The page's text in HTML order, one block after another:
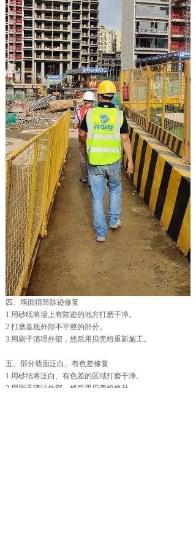
四、墙面辊筒陈迹修复
1.用砂纸将墙上有陈迹的地方打磨干净。
2.打磨基底外部不平整的部分。
3.用刷子清理外部，然后用贝壳粉重新施工。
五、部分墙面泛白、有色差修复
1.用砂纸将泛白、有色差的区域打磨干净。
2.用刷子清洁外部，然后用贝壳粉修补。